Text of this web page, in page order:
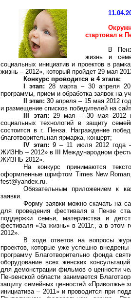
стартовал в
В
жизнь и
социальных инициатив и проектов в
жизнь – 2012», который пройдет 29 мая
Конкурс проводится в 4 этапа:
I этап: 28 марта – 30 апреля
программы, прием и обработка заявок на
II этап: 30 апреля – 15 мая 2012
и размещение списков победителей на
III этап: 29 мая – 30 мая 2012
социальных технологий в защиту
состоится в г. Пенза. Награждение
благотворительная ярмарка, концерт;
IV этап: 9 – 11 июля 2012 года
ЖИЗНЬ – 2012» в III Международном
ЖИЗНЬ-2012».
На конкурс принимаются
оформленные шрифтом Times New
fest@yandex.ru.
Обязательным приложением к
заявки.
Форму заявки можно скачать на
для проведения фестиваля в Пензе
поддержки семьи, материнства и
фестиваля «За жизнь» в 2011г., а в этом
2012».
В ходе ответов на вопросы
проектов, которые уже успешно
программу Благотворительно фонда
оборудование всех женских
для демонстрации фильмов о ценности
Пензенской области занимается
защиту семейных ценностей «Приволжье
инициатива – 2011» и проводится при